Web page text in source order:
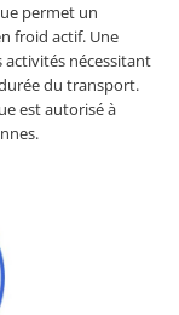
permet un
froid actif. Une
nécessitant
du transport.
est autorisé à